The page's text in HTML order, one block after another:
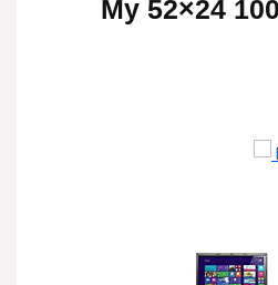
איפה לקנות 100% 24×52 My